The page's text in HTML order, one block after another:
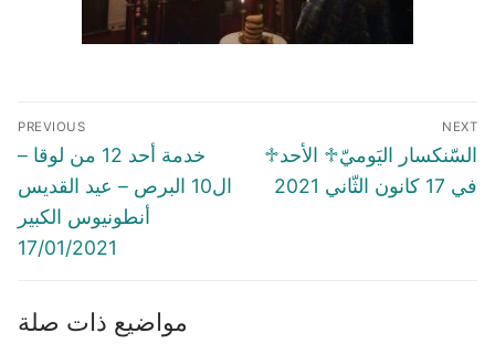
Post
navigation
PREVIOUS
Previous
post:
خدمة أحد 12 من لوقا –
ال10 البرص – عيد القديس
أنطونيوس الكبير
17/01/2021
NEXT
Next
post:
♱السّنكسار اليَوميّ♱ الأحد
في 17 كانون الثّاني 2021
مواضيع ذات صلة